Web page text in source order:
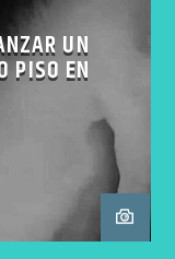
UN
PISO EN